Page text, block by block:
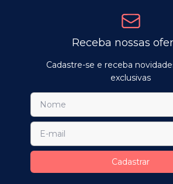
Receba nossas
Cadastre-se e receba
exclusivas